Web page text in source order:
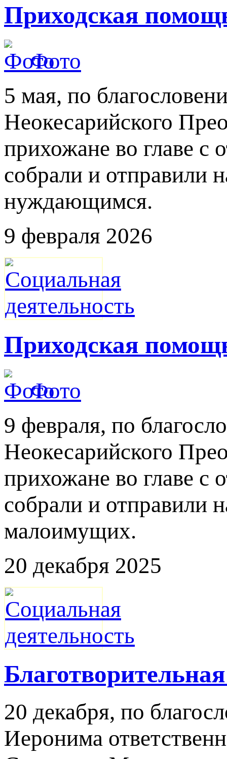
Приходская
Фото
5 мая, по
Неокесарийского
прихожане во главе с
собрали и отправили
нуждающимся.
9 февраля 2026
Приходская
Фото
9 февраля, по
Неокесарийского
прихожане во главе с
собрали и отправили
малоимущих.
20 декабря 2025
20 декабря, по
Иеронима